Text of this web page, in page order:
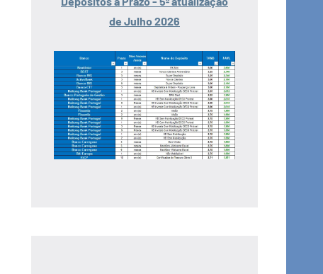
de Julho 2026